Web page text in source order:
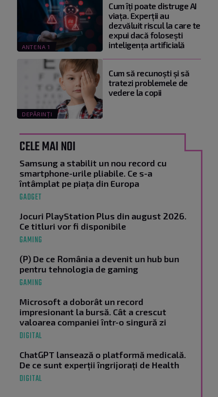
ANTENA 1
Cum îți poate distruge AI
viața. Experții au
dezvăluit riscul la care te
expui dacă folosești
inteligența artificială
DEPĂRINȚI
Cum să recunoști și să
tratezi problemele de
vedere la copii
CELE MAI NOI
Samsung a stabilit un nou record cu
smartphone-urile pliabile. Ce s-a
întâmplat pe piața din Europa
GADGET
Jocuri PlayStation Plus din august 2026.
Ce titluri vor fi disponibile
GAMING
(P) De ce România a devenit un hub bun
pentru tehnologia de gaming
GAMING
Microsoft a doborât un record
impresionant la bursă. Cât a crescut
valoarea companiei într-o singură zi
DIGITAL
ChatGPT lansează o platformă medicală.
De ce sunt experții îngrijorați de Health
DIGITAL